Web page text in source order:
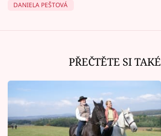
DANIELA PEŠTOVÁ
PŘEČTĚTE SI TAKÉ